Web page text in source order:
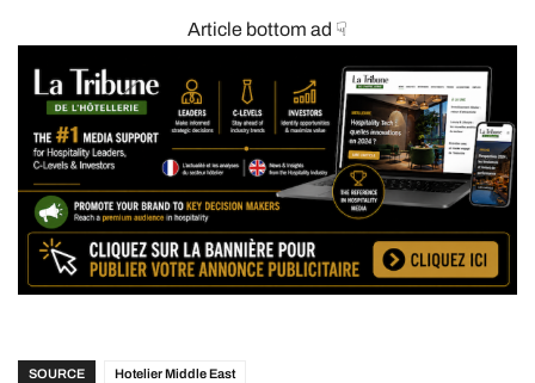
Article bottom ad ☟
SOURCE Hotelier Middle East